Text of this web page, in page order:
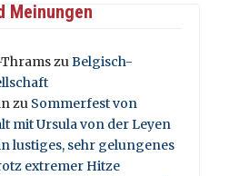
Meinungen
zuBelgisch-
zu Sommerfest von
mit Ursula von der Leyen
lustiges, sehr gelungenes
extremer Hitze